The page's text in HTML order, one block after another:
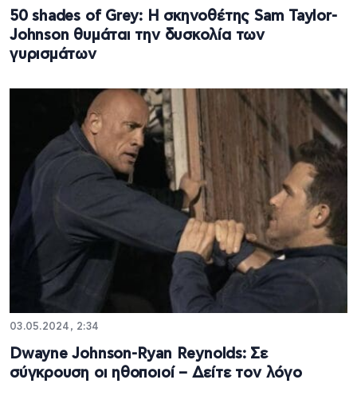
50 shades of Grey: Η σκηνοθέτης Sam Taylor-
Johnson θυμάται την δυσκολία των
γυρισμάτων
03.05.2024, 2:34
Dwayne Johnson-Ryan Reynolds: Σε
σύγκρουση οι ηθοποιοί – Δείτε τον λόγο